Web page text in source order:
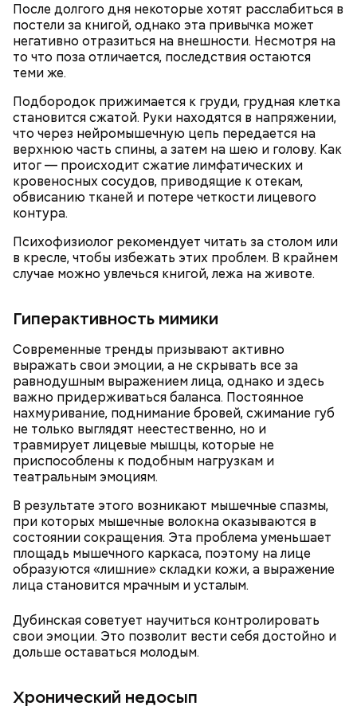
После долгого дня некоторые хотят расслабиться в
постели за книгой, однако эта привычка может
негативно отразиться на внешности. Несмотря на
то что поза отличается, последствия остаются
теми же.
Подбородок прижимается к груди, грудная клетка
становится сжатой. Руки находятся в напряжении,
что через нейромышечную цепь передается на
верхнюю часть спины, а затем на шею и голову. Как
итог — происходит сжатие лимфатических и
кровеносных сосудов, приводящие к отекам,
обвисанию тканей и потере четкости лицевого
контура.
Психофизиолог рекомендует читать за столом или
в кресле, чтобы избежать этих проблем. В крайнем
случае можно увлечься книгой, лежа на животе.
Гиперактивность мимики
Современные тренды призывают активно
выражать свои эмоции, а не скрывать все за
равнодушным выражением лица, однако и здесь
важно придерживаться баланса. Постоянное
нахмуривание, поднимание бровей, сжимание губ
не только выглядят неестественно, но и
травмирует лицевые мышцы, которые не
приспособлены к подобным нагрузкам и
театральным эмоциям.
В результате этого возникают мышечные спазмы,
при которых мышечные волокна оказываются в
состоянии сокращения. Эта проблема уменьшает
площадь мышечного каркаса, поэтому на лице
образуются «лишние» складки кожи, а выражение
лица становится мрачным и усталым.
Дубинская советует научиться контролировать
свои эмоции. Это позволит вести себя достойно и
дольше оставаться молодым.
Хронический недосып
беременным, кормящим женщинам;
людям с ослабленной иммунной системой;
пожилым;
детям.
— Там может содержаться огромное количество
нитратов, которое вызовет головокружение,
гипоксию и ухудшение физического состояния, —
предостерегла Соломатина.